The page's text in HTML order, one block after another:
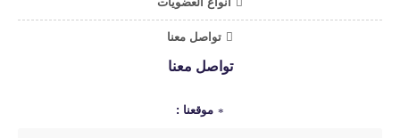
تواصل معنا
تواصل معنا
موقعنا :